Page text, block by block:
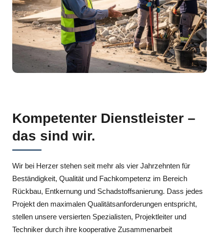
Kompetenter Dienstleister –
das sind wir.
Wir bei Herzer stehen seit mehr als vier Jahrzehnten für
Beständigkeit, Qualität und Fachkompetenz im Bereich
Rückbau, Entkernung und Schadstoffsanierung. Dass jedes
Projekt den maximalen Qualitätsanforderungen entspricht,
stellen unsere versierten Spezialisten, Projektleiter und
Techniker durch ihre kooperative Zusammenarbeit